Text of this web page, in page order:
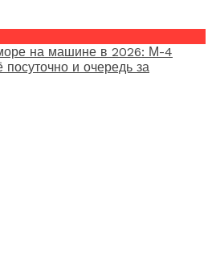
на машине в 2026: М-4
посуточно и очередь за